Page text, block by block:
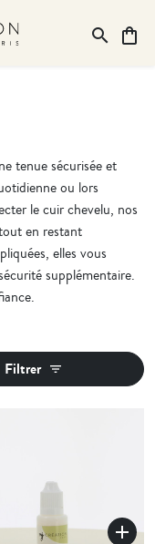
search shopping_bag
tenue sécurisée et
ou lors
le cuir chevelu, nos
en restant
elles vous
supplémentaire.
Filtrer filter_list
add